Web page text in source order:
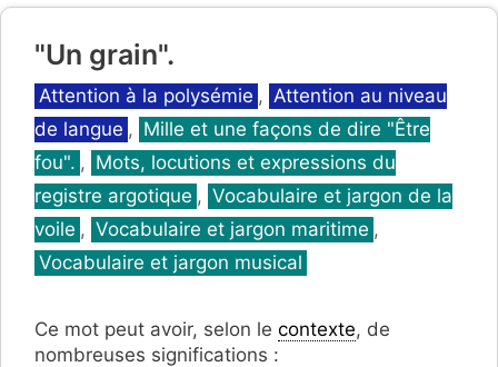
"Un grain".
Catégories
Attention à la polysémie , Attention au niveau
de langue , Mille et une façons de dire "Être
fou". , Mots, locutions et expressions du
registre argotique , Vocabulaire et jargon de la
voile , Vocabulaire et jargon maritime ,
Vocabulaire et jargon musical
Ce mot peut avoir, selon le contexte, de
nombreuses significations :